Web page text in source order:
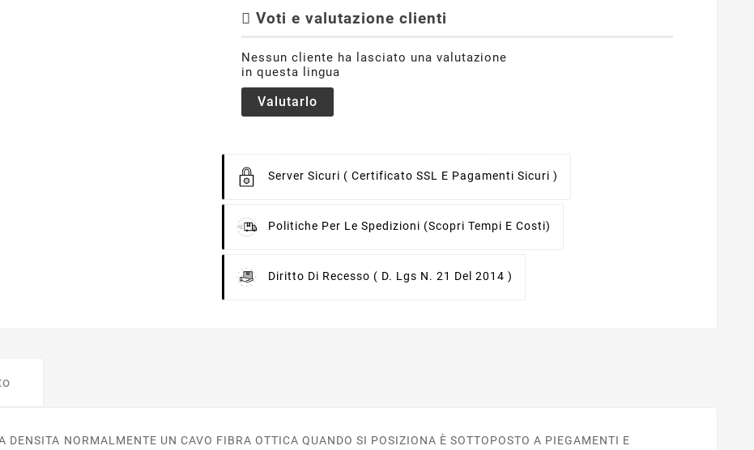
Voti e valutazione clienti
Nessun cliente ha lasciato una valutazione
in questa lingua
Valutarlo
Server Sicuri ( Certificato SSL E Pagamenti Sicuri )
Politiche Per Le Spedizioni (scopri Tempi E Costi)
Diritto Di Recesso ( D. Lgs N. 21 Del 2014 )
NORMALMENTE UN CAVO FIBRA OTTICA QUANDO SI POSIZIONA È SOTTOPOSTO A PIEGAMENTI E